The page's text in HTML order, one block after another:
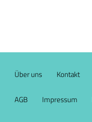
Über uns Kontakt
AGB Impressum